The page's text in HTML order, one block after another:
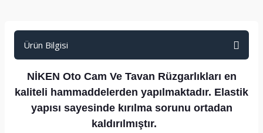
Ürün Bilgisi
NİKEN Oto Cam Ve Tavan Rüzgarlıkları en
kaliteli hammaddelerden yapılmaktadır. Elastik
yapısı sayesinde kırılma sorunu ortadan
kaldırılmıştır.